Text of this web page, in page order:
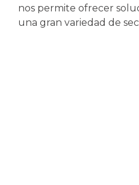
nos permite ofrecer
una gran variedad de